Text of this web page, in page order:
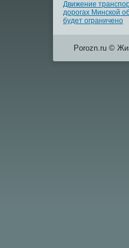
Движение
дорогах Минской
будет ограничено
Porozn.ru ©